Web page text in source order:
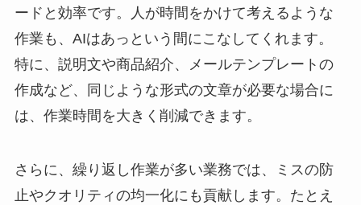
ードと効率です。人が時間をかけて考えるような
作業も、AIはあっという間にこなしてくれます。
特に、説明文や商品紹介、メールテンプレートの
作成など、同じような形式の文章が必要な場合に
は、作業時間を大きく削減できます。
さらに、繰り返し作業が多い業務では、ミスの防
止やクオリティの均一化にも貢献します。たとえ